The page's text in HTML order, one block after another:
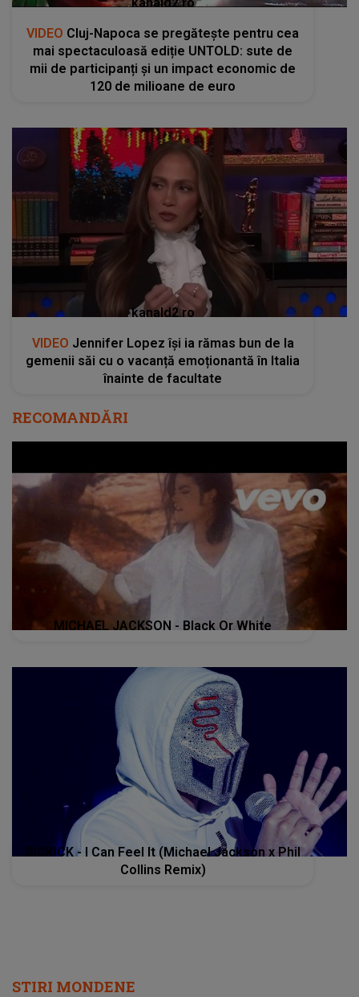
VIDEO Cluj-Napoca se pregătește pentru cea
mai spectaculoasă ediție UNTOLD: sute de
mii de participanți și un impact economic de
120 de milioane de euro
kanald2.ro
VIDEO Jennifer Lopez își ia rămas bun de la
gemenii săi cu o vacanță emoționantă în Italia
înainte de facultate
RECOMANDĂRI
MICHAEL JACKSON - Black Or White
SICKICK - I Can Feel It (Michael Jackson x Phil
Collins Remix)
STIRI MONDENE